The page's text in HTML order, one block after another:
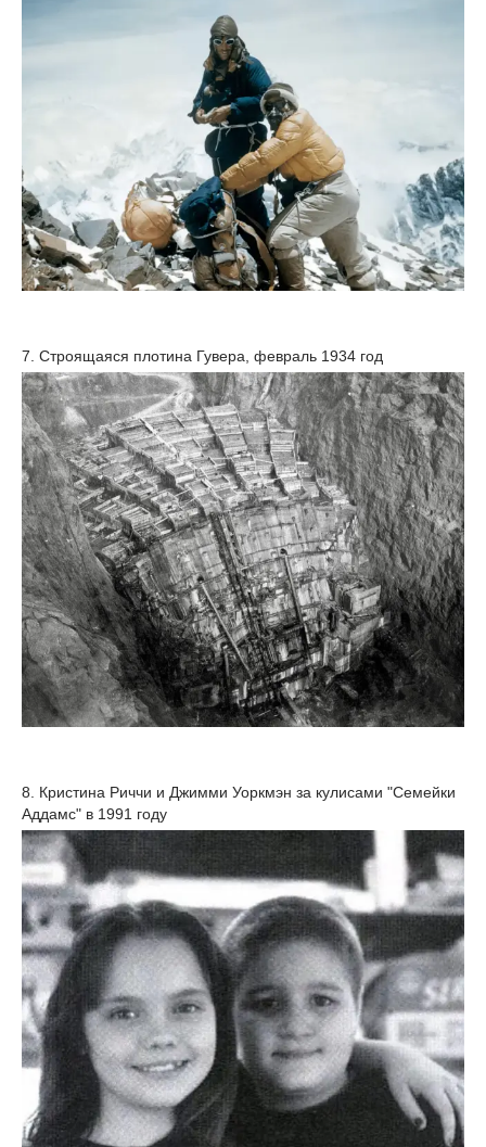
7. Строящаяся плотина Гувера, февраль 1934 год
8. Кристина Риччи и Джимми Уоркмэн за кулисами "Семейки
Аддамс" в 1991 году